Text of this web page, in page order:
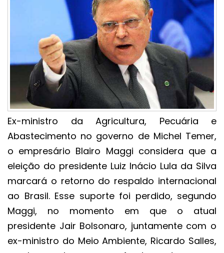
Ex-ministro da Agricultura, Pecuária e
Abastecimento no governo de Michel Temer,
o empresário Blairo Maggi considera que a
eleição do presidente Luiz Inácio Lula da Silva
marcará o retorno do respaldo internacional
ao Brasil. Esse suporte foi perdido, segundo
Maggi, no momento em que o atual
presidente Jair Bolsonaro, juntamente com o
ex-ministro do Meio Ambiente, Ricardo Salles,